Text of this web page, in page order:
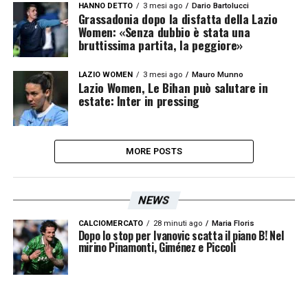
HANNO DETTO 3 mesi ago Dario Bartolucci
Grassadonia dopo la disfatta della Lazio
Women: «Senza dubbio è stata una
bruttissima partita, la peggiore»
LAZIO WOMEN 3 mesi ago Mauro Munno
Lazio Women, Le Bihan può salutare in
estate: Inter in pressing
MORE POSTS
NEWS
CALCIOMERCATO 28 minuti ago Maria Floris
Dopo lo stop per Ivanovic scatta il piano B! Nel
mirino Pinamonti, Giménez e Piccoli